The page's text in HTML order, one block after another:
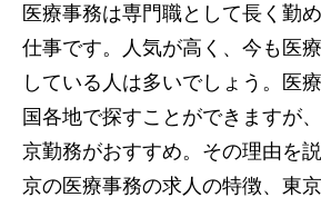
医療事務は専門職として長く勤
仕事です。人気が高く、今も医
している人は多いでしょう。医
国各地で探すことができますが
京勤務がおすすめ。その理由を
京の医療事務の求人の特徴、東